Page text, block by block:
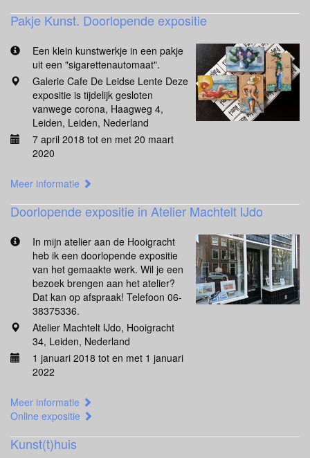
Pakje Kunst. Doorlopende expositie
Een klein kunstwerkje in een pakje
uit een "sigarettenautomaat".
Galerie Cafe De Leidse Lente Deze
expositie is tijdelijk gesloten
vanwege corona, Haagweg 4,
Leiden, Leiden, Nederland
7 april 2018 tot en met 20 maart
2020
Meer informatie
Doorlopende expositie in Atelier Machtelt IJdo
In mijn atelier aan de Hooigracht
heb ik een doorlopende expositie
van het gemaakte werk. Wil je een
bezoek brengen aan het atelier?
Dat kan op afspraak! Telefoon 06-
38375336.
Atelier Machtelt IJdo, Hooigracht
34, Leiden, Nederland
1 januari 2018 tot en met 1 januari
2022
Meer informatie
Online expositie
Kunst(t)huis